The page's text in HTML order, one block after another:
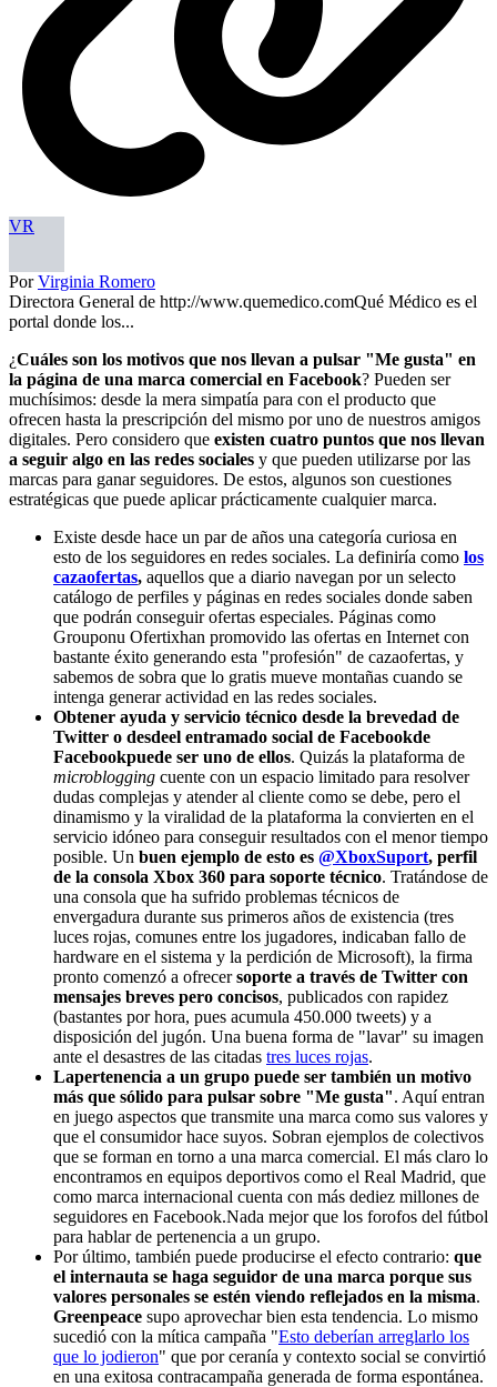
VR
PorVirginia Romero
Directora General de http://www.quemedico.comQué Médico es el
portal donde los...
¿Cuáles son los motivos que nos llevan a pulsar "Me gusta" en
la página de una marca comercial en Facebook? Pueden ser
muchísimos: desde la mera simpatía para con el producto que
ofrecen hasta la prescripción del mismo por uno de nuestros amigos
digitales. Pero considero que existen cuatro puntos que nos llevan
a seguir algo en las redes sociales y que pueden utilizarse por las
marcas para ganar seguidores. De estos, algunos son cuestiones
estratégicas que puede aplicar prácticamente cualquier marca.
Existe desde hace un par de años una categoría curiosa en
esto de los seguidores en redes sociales. La definiría como los
cazaofertas, aquellos que a diario navegan por un selecto
catálogo de perfiles y páginas en redes sociales donde saben
que podrán conseguir ofertas especiales. Páginas como
Grouponu Ofertixhan promovido las ofertas en Internet con
bastante éxito generando esta "profesión" de cazaofertas, y
sabemos de sobra que lo gratis mueve montañas cuando se
intenga generar actividad en las redes sociales.
Obtener ayuda y servicio técnico desde la brevedad de
Twitter o desdeel entramado social de Facebookde
Facebookpuede ser uno de ellos. Quizás la plataforma de
microblogging cuente con un espacio limitado para resolver
dudas complejas y atender al cliente como se debe, pero el
dinamismo y la viralidad de la plataforma la convierten en el
servicio idóneo para conseguir resultados con el menor tiempo
posible. Un buen ejemplo de esto es @XboxSuport, perfil
de la consola Xbox 360 para soporte técnico. Tratándose de
una consola que ha sufrido problemas técnicos de
envergadura durante sus primeros años de existencia (tres
luces rojas, comunes entre los jugadores, indicaban fallo de
hardware en el sistema y la perdición de Microsoft), la firma
pronto comenzó a ofrecersoporte a través de Twitter con
mensajes breves pero concisos, publicados con rapidez
(bastantes por hora, pues acumula 450.000 tweets) y a
disposición del jugón. Una buena forma de "lavar" su imagen
ante el desastres de las citadas tres luces rojas.
Lapertenencia a un grupo puede ser también un motivo
más que sólido para pulsar sobre "Me gusta". Aquí entran
en juego aspectos que transmite una marca como sus valores y
que el consumidor hace suyos. Sobran ejemplos de colectivos
que se forman en torno a una marca comercial. El más claro lo
encontramos en equipos deportivos como el Real Madrid, que
como marca internacional cuenta con más dediez millones de
seguidores en Facebook.Nada mejor que los forofos del fútbol
para hablar de pertenencia a un grupo.
Por último, también puede producirse el efecto contrario: que
el internauta se haga seguidor de una marca porque sus
valores personales se estén viendo reflejados en la misma.
Greenpeace supo aprovechar bien esta tendencia. Lo mismo
sucedió con la mítica campaña "Esto deberían arreglarlo los
que lo jodieron" que por ceranía y contexto social se convirtió
en una exitosa contracampaña generada de forma espontánea.